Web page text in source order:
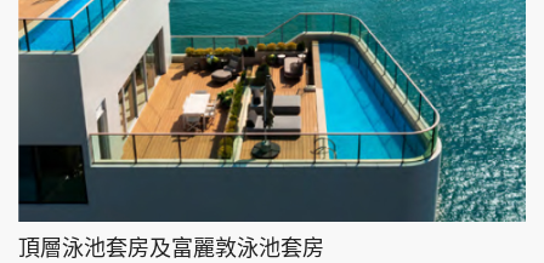
頂層泳池套房及富麗敦泳池套房